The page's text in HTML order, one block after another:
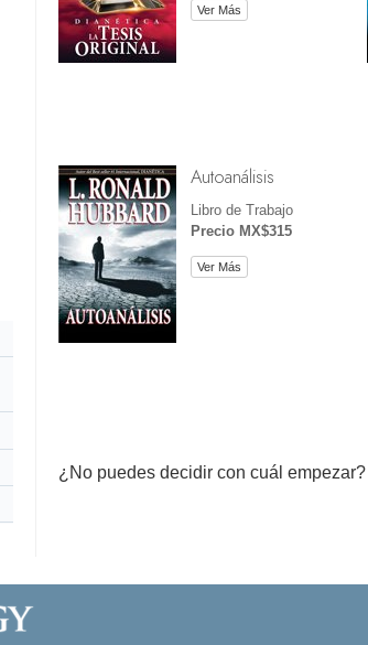
Ver Más
Autoanálisis
Libro de Trabajo
Precio MX$315
Ver Más
¿No puedes decidir con cuál empezar?